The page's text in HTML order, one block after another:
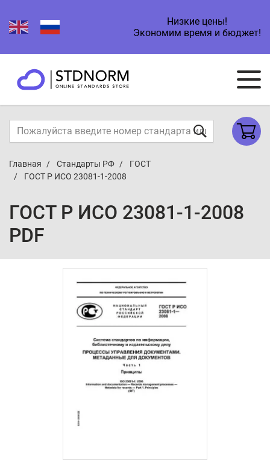
Низкие цены!
Экономим время и бюджет!
Главная Стандарты РФ
ГОСТ
ГОСТ Р ИСО 23081-1-2008
ГОСТ Р ИСО 23081-1-2008
PDF